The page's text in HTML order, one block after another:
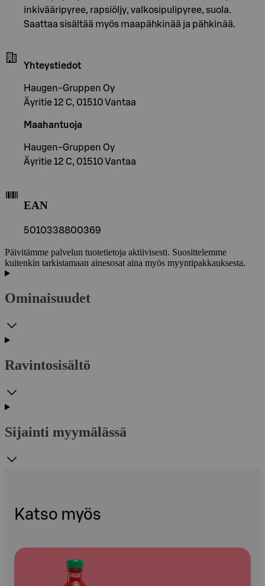
inkivääripyree, rapsiöljy, valkosipulipyree, suola.
Saattaa sisältää myös maapähkinää ja pähkinää.
Yhteystiedot
Haugen-Gruppen Oy
Äyritie 12 C, 01510 Vantaa
Maahantuoja
Haugen-Gruppen Oy
Äyritie 12 C, 01510 Vantaa
EAN
5010338800369
Päivitämme palvelun tuotetietoja aktiivisesti. Suosittelemme
kuitenkin tarkistamaan ainesosat aina myös myyntipakkauksesta.
Ominaisuudet
Ravintosisältö
Sijainti myymälässä
Katso myös